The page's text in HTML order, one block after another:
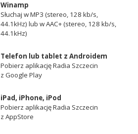
Winamp
Słuchaj w MP3 (stereo, 128 kb/s,
44.1kHz) lub w AAC+ (stereo, 128 kb/s,
44.1kHz)
Telefon lub tablet z Androidem
Pobierz aplikację Radia Szczecin
z Google Play
iPad, iPhone, iPod
Pobierz aplikację Radia Szczecin
z AppStore